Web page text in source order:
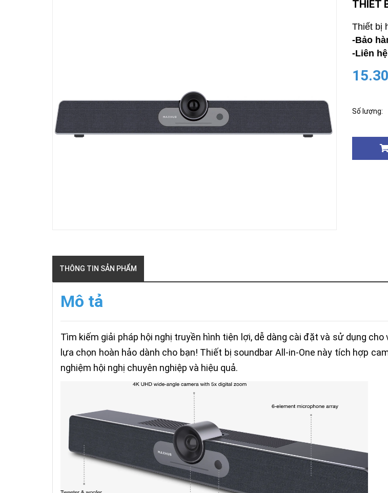
ĐỘNG
Camera
Tiandy
TRỰC
Maxhub
MAXHUB
CHÁY
Faster
Lock
FASTER
THIẾT
Thiết bị
-Bảo
-Liên
Số lượng:
THÔNG TIN SẢN PHẨM
Mô tả
Tìm kiếm giải pháp hội nghị truyền hình tiện lợi, dễ dàng cài đặt và sử dụng cho
lựa chọn hoàn hảo dành cho bạn! Thiết bị soundbar All-in-One này tích hợp
nghiệm hội nghị chuyên nghiệp và hiệu quả.